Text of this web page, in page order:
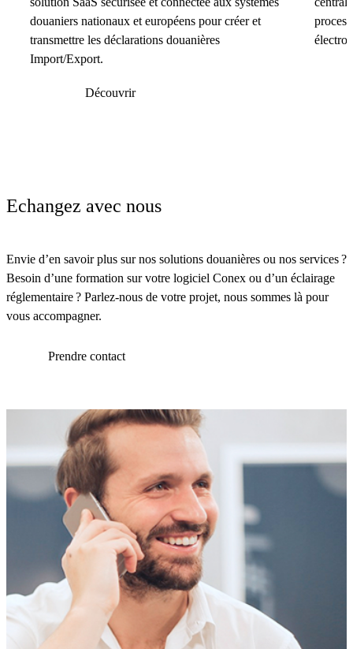
douaniers nationaux et européens pour créer et
transmettre les déclarations douanières
Import/Export.
Découvrir
Echangez avec nous
Envie d’en savoir plus sur nos solutions douanières ou nos services ?
Besoin d’une formation sur votre logiciel Conex ou d’un éclairage
réglementaire ? Parlez-nous de votre projet, nous sommes là pour
vous accompagner.
Prendre contact